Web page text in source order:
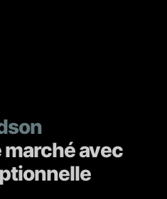
avec